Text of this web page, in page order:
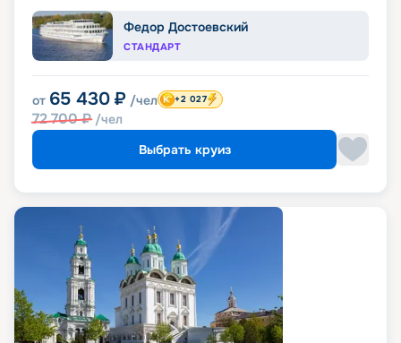
Федор Достоевский
СТАНДАРТ
от 65 430 ₽ /чел
72 700₽ /чел
+2 027
Выбрать круиз